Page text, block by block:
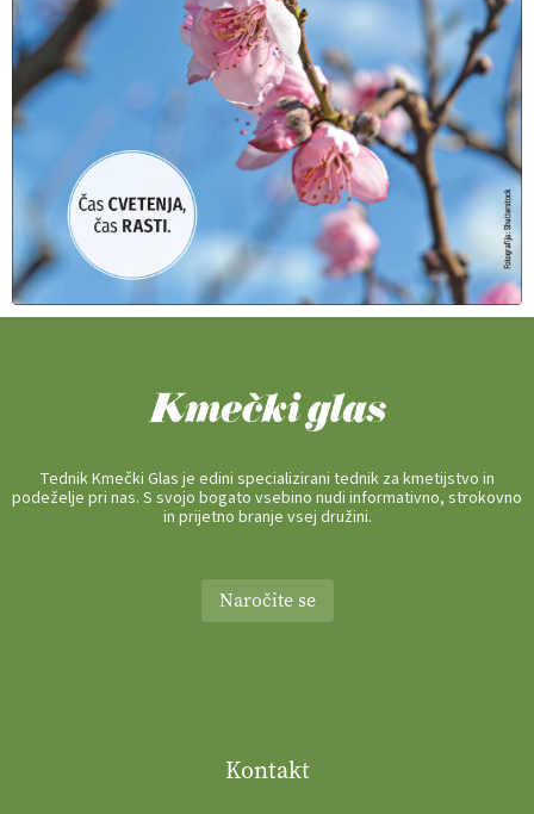
Tednik Kmečki Glas je edini specializirani tednik za kmetijstvo in
podeželje pri nas. S svojo bogato vsebino nudi informativno, strokovno
in prijetno branje vsej družini.
Naročite se
Kontakt